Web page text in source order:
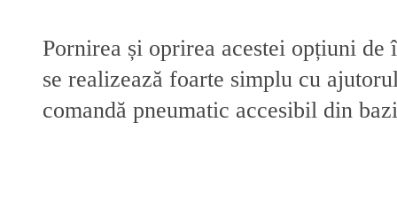
Pornirea și oprirea acestei opțiuni de
se realizează foarte simplu cu
comandă pneumatic accesibil din